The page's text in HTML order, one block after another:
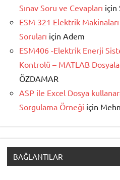
Sınav Soru ve Cevapları için
ESM 321 Elektrik
Soruları için Adem
ESM406 -Elektrik Enerji
Kontrolü – MATLAB
ÖZDAMAR
ASP ile Excel Dosya
Sorgulama Örneği için
BAĞLANTILAR